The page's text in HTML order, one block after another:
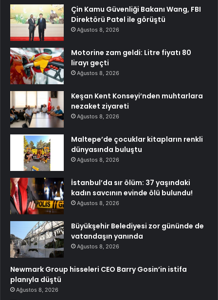
Çin Kamu Güvenliği Bakanı Wang, FBI
Direktörü Patel ile görüştü
Ağustos 8, 2026
Motorine zam geldi: Litre fiyatı 80
lirayı geçti
Ağustos 8, 2026
Keşan Kent Konseyi’nden muhtarlara
nezaket ziyareti
Ağustos 8, 2026
Maltepe’de çocuklar kitapların renkli
dünyasında buluştu
Ağustos 8, 2026
İstanbul’da sır ölüm: 37 yaşındaki
kadın savcının evinde ölü bulundu!
Ağustos 8, 2026
Büyükşehir Belediyesi zor gününde de
vatandaşın yanında
Ağustos 8, 2026
Newmark Group hisseleri CEO Barry Gosin’in istifa
planıyla düştü
Ağustos 8, 2026